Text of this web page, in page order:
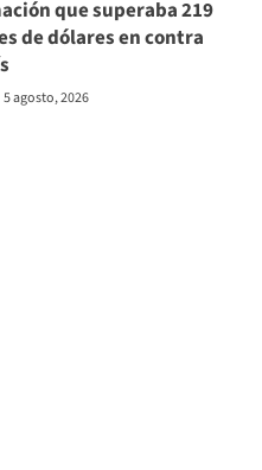
que superaba 219
de dólares en contra
5 agosto, 2026